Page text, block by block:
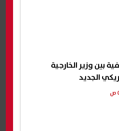
بين وزير الخارجية
الجديد